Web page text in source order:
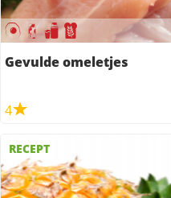
Gevulde omeletjes
4
RECEPT